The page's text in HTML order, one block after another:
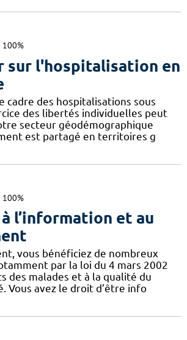
100%
sur l'hospitalisation en
cadre des hospitalisations sous
des libertés individuelles peut
secteur géodémographique
est partagé en territoires g
100%
l’information et au
vous bénéficiez de nombreux
par la loi du 4 mars 2002
des malades et à la qualité du
Vous avez le droit d’être info